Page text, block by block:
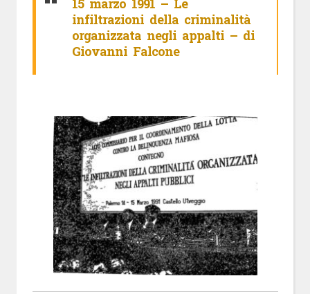
infiltrazioni della criminalità
organizzata negli appalti – di
Giovanni Falcone